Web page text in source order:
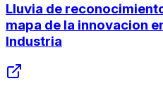
Lluvia de
mapa de la innovacion
Industria